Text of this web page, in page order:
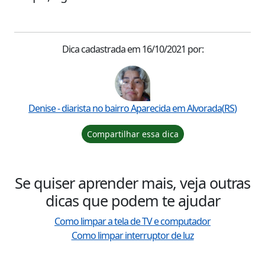
Dica cadastrada em16/10/2021 por:
Denise- diarista no bairroAparecidaemAlvorada(RS)
Compartilhar essa dica
Se quiser aprender mais, veja outras
dicas que podem te ajudar
Como limpar a tela de TV e computador
Como limpar interruptor de luz